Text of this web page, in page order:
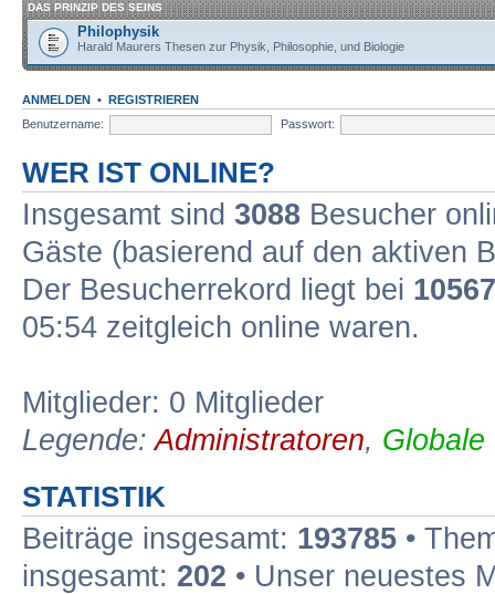
DAS PRINZIP DES SEINS
Philophysik
Harald Maurers Thesen zur Physik, Philosophie, und Biologie
ANMELDEN • REGISTRIEREN
Benutzername:
Passwort:
WER IST ONLINE?
Insgesamt sind 3088 Besucher
Gäste (basierend auf den aktiven
Der Besucherrekord liegt bei 10567
05:54 zeitgleich online waren.
Mitglieder: 0 Mitglieder
Legende:Administratoren, Globale
STATISTIK
Beiträge insgesamt: 193785 •
insgesamt: 202 • Unser neuestes